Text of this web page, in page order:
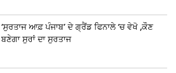
‘ਸੁਰਤਾਜ ਆਫ਼ ਪੰਜਾਬ’ ਦੇ ਗ੍ਰੈਂਡ ਫਿਨਾਲੇ ‘ਚ ਵੇਖੋ ,ਕੌਣ
ਬਣੇਗਾ ਸੁਰਾਂ ਦਾ ਸੁਰਤਾਜ